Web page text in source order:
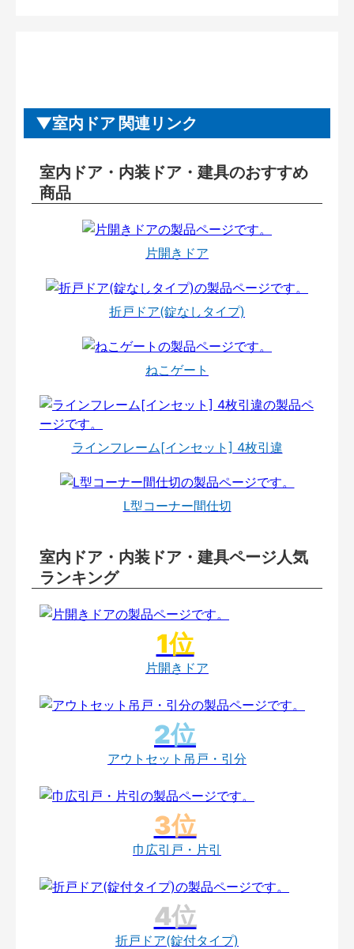
室内ドア 関連リンク
室内ドア・内装ドア・建具のおすすめ
商品
片開きドア
折戸ドア(錠なしタイプ)
ねこゲート
ラインフレーム[インセット] 4枚引違
L型コーナー間仕切
室内ドア・内装ドア・建具ページ人気
ランキング
片開きドア
アウトセット吊戸・引分
巾広引戸・片引
折戸ドア(錠付タイプ)